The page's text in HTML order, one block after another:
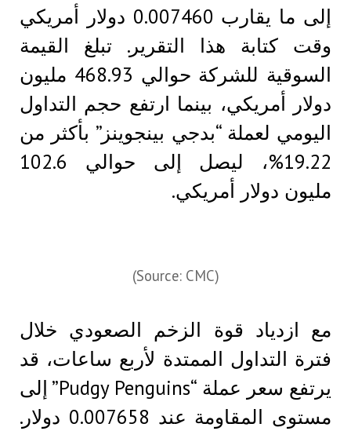
إلى ما يقارب 0.007460 دولار أمريكي
وقت كتابة هذا التقرير. تبلغ القيمة
السوقية للشركة حوالي 468.93 مليون
دولار أمريكي، بينما ارتفع حجم التداول
اليومي لعملة “بدجي بينجوينز” بأكثر من
19.22%، ليصل إلى حوالي 102.6
مليون دولار أمريكي.
(Source: CMC)
مع ازدياد قوة الزخم الصعودي خلال
فترة التداول الممتدة لأربع ساعات، قد
يرتفع سعر عملة “Pudgy Penguins” إلى
مستوى المقاومة عند 0.007658 دولار.